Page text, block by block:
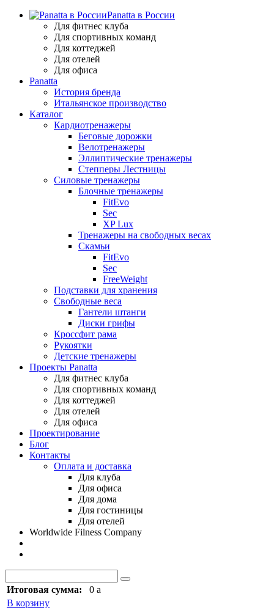
Panatta в России
Для фитнес клуба
Для спортивных команд
Для коттеджей
Для отелей
Для офиса
Panatta
История бренда
Итальянское производство
Каталог
Кардиотренажеры
Беговые дорожки
Велотренажеры
Эллиптические тренажеры
Степперы Лестницы
Силовые тренажеры
Блочные тренажеры
FitEvo
Sec
XP Lux
Тренажеры на свободных весах
Скамьи
FitEvo
Sec
FreeWeight
Подставки для хранения
Свободные веса
Гантели штанги
Диски грифы
Кроссфит рама
Рукоятки
Детские тренажеры
Проекты Panatta
Для фитнес клуба
Для спортивных команд
Для коттеджей
Для отелей
Для офиса
Проектирование
Блог
Контакты
Оплата и доставка
Для клуба
Для офиса
Для дома
Для гостиницы
Для отелей
Worldwide Filness Company
Итоговая сумма: 0 a
В корзину